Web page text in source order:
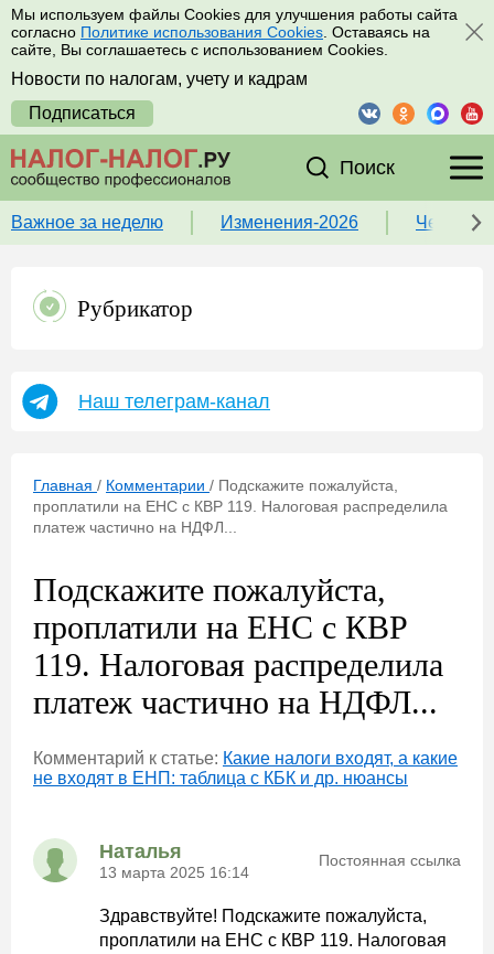
Мы используем файлы Cookies для улучшения работы сайта
согласно Политике использования Cookies . Оставаясь на
сайте, Вы соглашаетесь с использованием Cookies.
Новости по налогам, учету и кадрам
Подписаться
Поиск
Важное за неделю Изменения-2026 Чек-
Рубрикатор
Наш телеграм-канал
Главная / Комментарии / Подскажите пожалуйста,
проплатили на ЕНС с КВР 119. Налоговая распределила
платеж частично на НДФЛ...
Подскажите пожалуйста,
проплатили на ЕНС с КВР
119. Налоговая распределила
платеж частично на НДФЛ...
Комментарий к статье: Какие налоги входят, а какие
не входят в ЕНП: таблица с КБК и др. нюансы
Наталья
13 марта 2025 16:14
Постоянная ссылка
Здравствуйте! Подскажите пожалуйста,
проплатили на ЕНС с КВР 119. Налоговая